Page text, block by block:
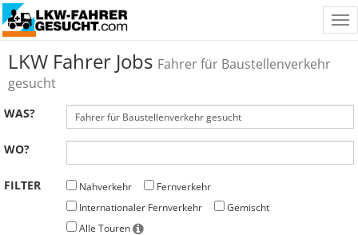
LKW Fahrer Jobs Fahrer für Baustellenverkehr
gesucht
WAS?
WO?
FILTER Nahverkehr
Fernverkehr
Internationaler Fernverkehr
Gemischt
Alle Touren